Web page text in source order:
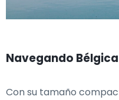
Navegando
Con su tamaño